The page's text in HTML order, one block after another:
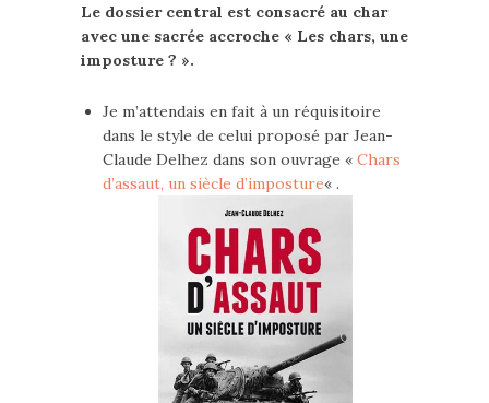
Le dossier central est consacré au char
avec une sacrée accroche « Les chars, une
imposture ? ».
Je m’attendais en fait à un réquisitoire
dans le style de celui proposé par Jean-
Claude Delhez dans son ouvrage « Chars
d’assaut, un siècle d’imposture« .